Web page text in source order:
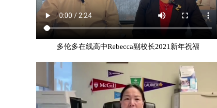
多伦多在线高中Rebecca副校长2021新年祝福